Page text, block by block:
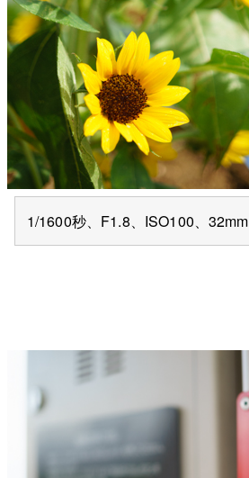
1/1600秒、F1.8、ISO100、32mm